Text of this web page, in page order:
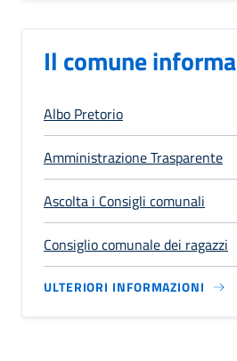
Il comune informa
Albo Pretorio
Amministrazione Trasparente
Ascolta i Consigli comunali
Consiglio comunale dei ragazzi
ULTERIORI INFORMAZIONI